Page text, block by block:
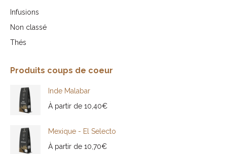
Infusions
Non classé
Thés
Produits coups de coeur
Inde Malabar
À partir de 10,40€
Mexique - El Selecto
À partir de 10,70€